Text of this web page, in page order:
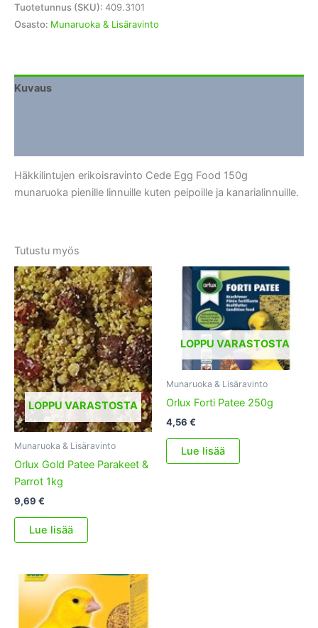
Tuotetunnus (SKU): 409.3101
Osasto: Munaruoka & Lisäravinto
Kuvaus
Häkkilintujen erikoisravinto Cede Egg Food 150g
munaruoka pienille linnuille kuten peipoille ja kanarialinnuille.
Tutustu myös
LOPPU VARASTOSTA
Munaruoka & Lisäravinto
Orlux Gold Patee Parakeet &
Parrot 1kg
9,69 €
Lue lisää
LOPPU VARASTOSTA
Munaruoka & Lisäravinto
Orlux Forti Patee 250g
4,56 €
Lue lisää